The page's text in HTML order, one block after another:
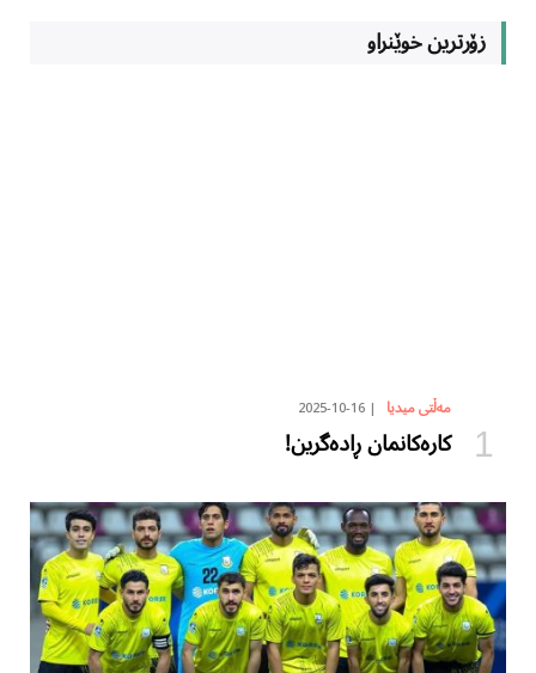
زۆرترین خوێنراو
مەڵتی میدیا 2025-10-16
کارەکانمان ڕادەگرین!